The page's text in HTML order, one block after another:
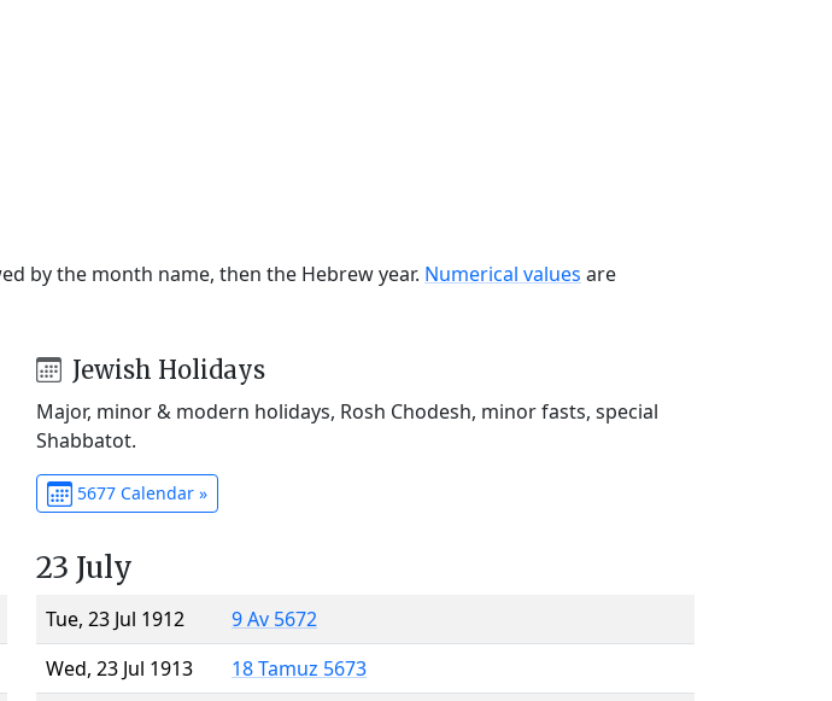
by the month name, then the Hebrew year. Numerical values are
Jewish Holidays
Major, minor & modern holidays, Rosh Chodesh, minor fasts, special
Shabbatot.
5677 Calendar »
23 July
Tue, 23 Jul 1912
9 Av 5672
Wed, 23 Jul 1913
18 Tamuz 5673